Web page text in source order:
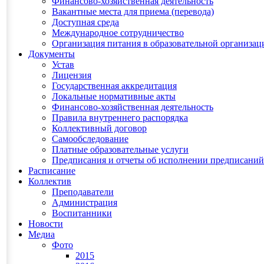
Вакантные места для приема (перевода)
Доступная среда
Международное сотрудничество
Организация питания в образовательной
Документы
Устав
Лицензия
Государственная аккредитация
Локальные нормативные акты
Финансово-хозяйственная деятельность
Правила внутреннего распорядка
Коллективный договор
Самообследование
Платные образовательные услуги
Предписания и отчеты об исполнении предписаний
Расписание
Коллектив
Преподаватели
Администрация
Воспитанники
Новости
Медиа
Фото
2015